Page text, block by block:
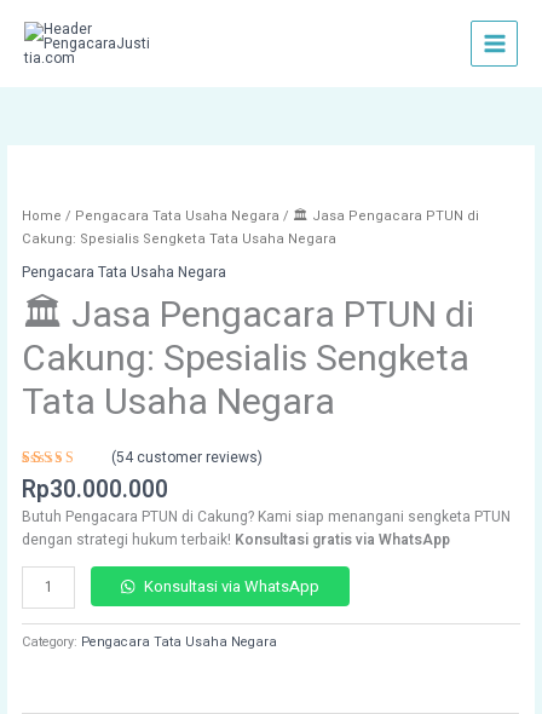
content
Home / Pengacara Tata Usaha Negara / 🏛️ Jasa Pengacara PTUN di
Cakung: Spesialis Sengketa Tata Usaha Negara
Pengacara Tata Usaha Negara
🏛️ Jasa Pengacara PTUN di
Cakung: Spesialis Sengketa
Tata Usaha Negara
Rated
4.54out
of 5
based on
54
customer
ratings
(54customer reviews)
Rp30.000.000
Butuh Pengacara PTUN di Cakung? Kami siap menangani sengketa PTUN
dengan strategi hukum terbaik! Konsultasi gratis via WhatsApp
Pengacara
PTUN
Cakung:
Spesialis
Sengketa
Tata
Usaha
Negara
quantity
Konsultasi via WhatsApp
Category: Pengacara Tata Usaha Negara